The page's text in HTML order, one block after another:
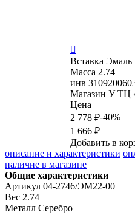

Вставка Эмаль
Масса 2.74
инв
Магазин У ТЦ
Цена
2 778 ₽-40%
1 666 ₽
Добавить в
описание и характеристики
наличие в магазине
Общие характеристики
Артикул 04-2746/ЭМ22-00
Вес 2.74
Металл Серебро